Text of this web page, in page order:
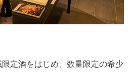
限定酒をはじめ、数量限定の希少